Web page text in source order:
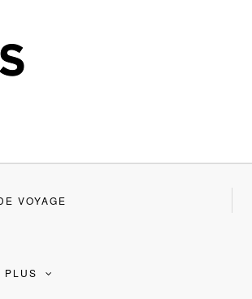
VOYAGE
PLUS